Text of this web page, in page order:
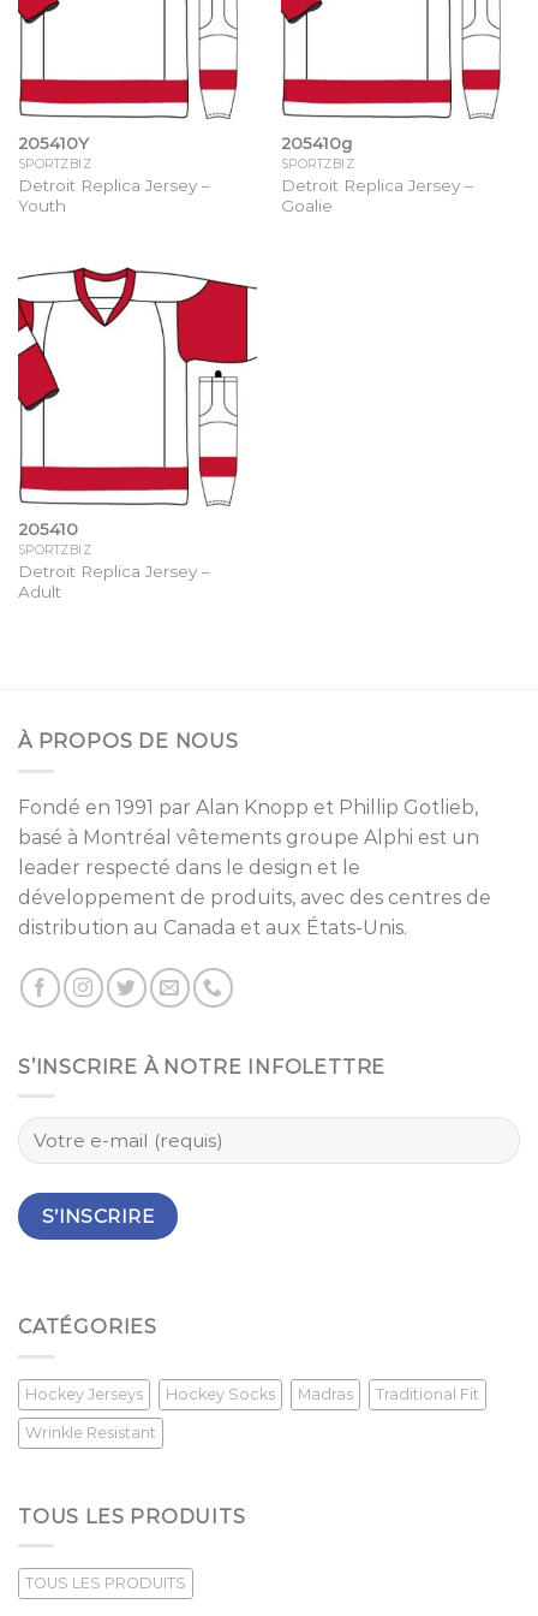
205410Y
SPORTZBIZ
Detroit Replica Jersey –
Youth
205410g
SPORTZBIZ
Detroit Replica Jersey –
Goalie
205410
SPORTZBIZ
Detroit Replica Jersey –
Adult
À PROPOS DE NOUS
Fondé en 1991 par Alan Knopp et Phillip Gotlieb,
basé à Montréal vêtements groupe Alphi est un
leader respecté dans le design et le
développement de produits, avec des centres de
distribution au Canada et aux États-Unis.
S’INSCRIRE À NOTRE INFOLETTRE
CATÉGORIES
Hockey Jerseys Hockey Socks Madras Traditional Fit
Wrinkle Resistant
TOUS LES PRODUITS
TOUS LES PRODUITS